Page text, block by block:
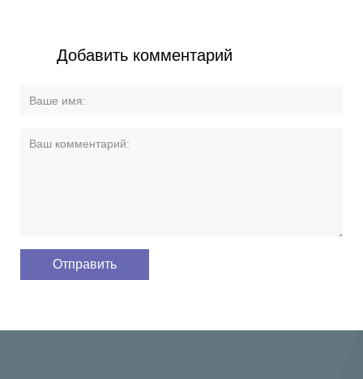
Добавить комментарий